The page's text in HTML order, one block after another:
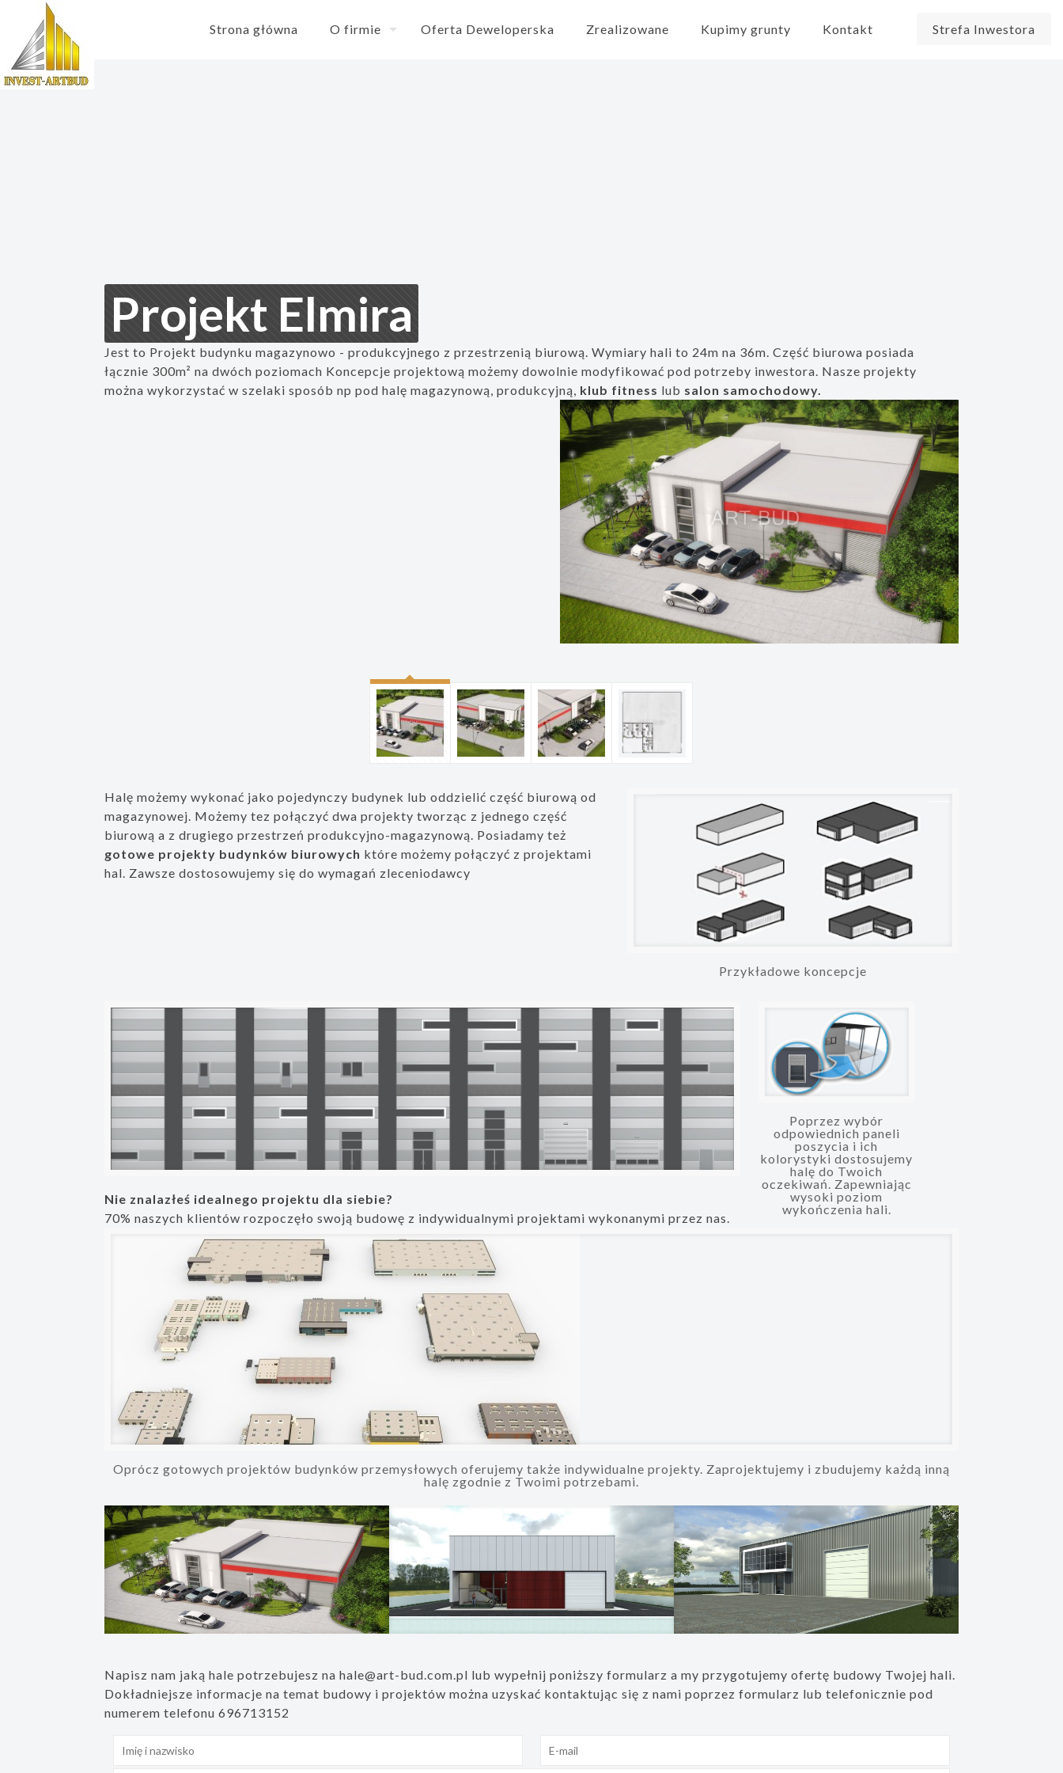
Strona główna O firmie Oferta Deweloperska Zrealizowane Kupimy grunty Kontakt Strefa Inwestora
Projekt Elmira
Jest to Projekt budynku magazynowo - produkcyjnego z przestrzenią biurową. Wymiary hali to 24m na 36m. Część biurowa posiada
łącznie 300m² na dwóch poziomach Koncepcje projektową możemy dowolnie modyfikować pod potrzeby inwestora. Nasze projekty
można wykorzystać w szelaki sposób np pod halę magazynową, produkcyjną, klub fitness lub salon samochodowy.
Halę możemy wykonać jako pojedynczy budynek lub oddzielić część biurową od
magazynowej. Możemy tez połączyć dwa projekty tworząc z jednego część
biurową a z drugiego przestrzeń produkcyjno-magazynową. Posiadamy też
gotowe projekty budynków biurowych które możemy połączyć z projektami
hal. Zawsze dostosowujemy się do wymagań zleceniodawcy
Przykładowe koncepcje
Poprzez wybór
odpowiednich paneli
poszycia i ich
kolorystyki dostosujemy
halę do Twoich
oczekiwań. Zapewniając
wysoki poziom
wykończenia hali.
Nie znalazłeś idealnego projektu dla siebie?
70% naszych klientów rozpoczęło swoją budowę z indywidualnymi projektami wykonanymi przez nas.
Oprócz gotowych projektów budynków przemysłowych oferujemy także indywidualne projekty. Zaprojektujemy i zbudujemy każdą inną
halę zgodnie z Twoimi potrzebami.
Napisz nam jaką hale potrzebujesz na hale@art-bud.com.pl lub wypełnij poniższy formularz a my przygotujemy ofertę budowy Twojej hali.
Dokładniejsze informacje na temat budowy i projektów można uzyskać kontaktując się z nami poprzez formularz lub telefonicznie pod
numerem telefonu 696713152